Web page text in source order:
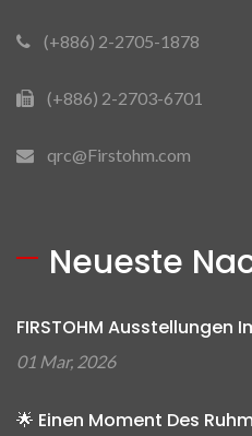
(+886) 2-2705-1878
(+886) 2-2703-6701
qrc@Firstohm.com
Neueste
FIRSTOHM Ausstellungen
01 Mar, 2026
🌟 Einen Moment Des